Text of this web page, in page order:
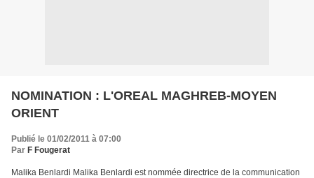
NOMINATION : L'OREAL MAGHREB-MOYEN
ORIENT
Publié le 01/02/2011 à 07:00
Par F Fougerat
Malika Benlardi Malika Benlardi est nommée directrice de la communication